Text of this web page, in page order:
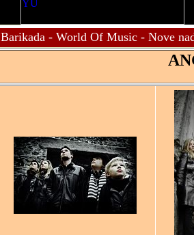
Barikada - World Of Music - Nove